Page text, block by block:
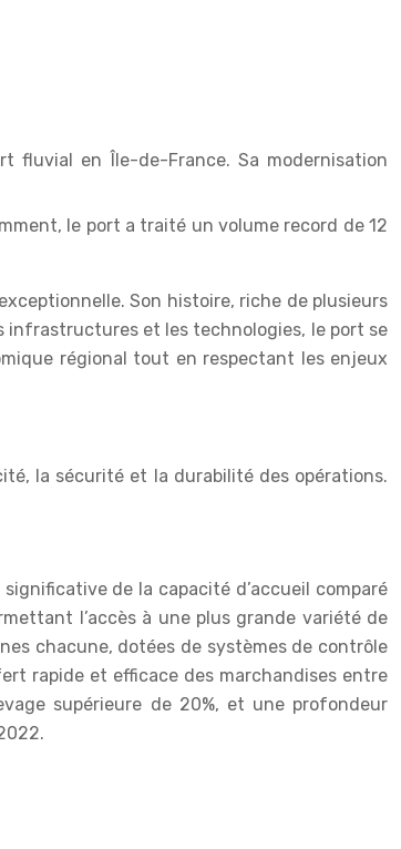
fluvial en Île-de-France. Sa modernisation
le port a traité un volume record de 12
Son histoire, riche de plusieurs
infrastructures et les technologies, le port se
régional tout en respectant les enjeux
la sécurité et la durabilité des opérations.
de la capacité d’accueil comparé
l’accès à une plus grande variété de
chacune, dotées de systèmes de contrôle
rapide et efficace des marchandises entre
supérieure de 20%, et une profondeur